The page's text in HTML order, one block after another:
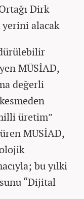
Dirk
alacak
MÜSİAD,
değerli
üretim”
MÜSİAD,
bu yılki
“Dijital